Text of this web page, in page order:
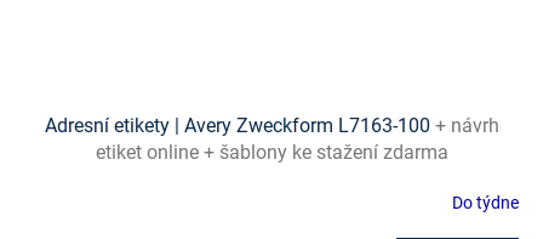
Adresní etikety | Avery Zweckform L7163-100 + návrh
etiket online + šablony ke stažení zdarma
Do týdne